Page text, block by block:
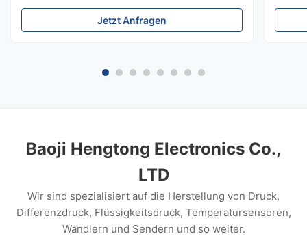
PiezoresistiveSiliziumDrucksensor Einführung
eines 15mm-Siliziumdrucksensors: HT19
Diffusreflexions-Silizium-Sensor.Das ...
Jetzt Anfragen
Baoji Hengtong Electronics Co.,
LTD
Wir sind spezialisiert auf die Herstellung von Druck,
Differenzdruck, Flüssigkeitsdruck, Temperatursensoren,
Wandlern und Sendern und so weiter.